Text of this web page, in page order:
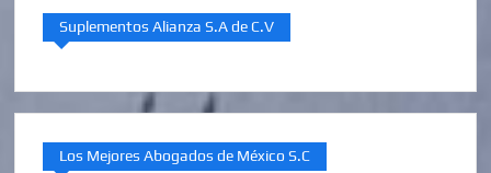
Suplementos Alianza S.A de C.V
Los Mejores Abogados de México S.C